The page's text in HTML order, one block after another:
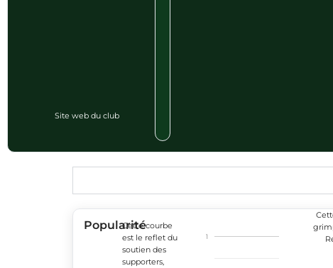
Site web du club
PopularitéCette courbe
est le reflet du
soutien des
supporters,
1